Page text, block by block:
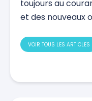
toujours au
et des nouveaux
VOIR TOUS LES ARTICLES